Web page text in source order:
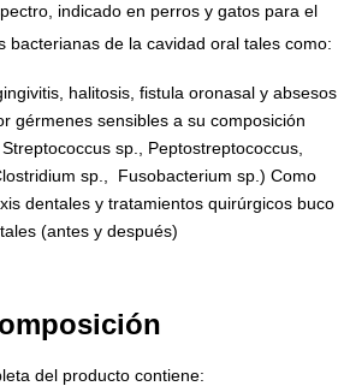
indicado en perros y gatos para el
bacterianas de la cavidad oral tales como:
halitosis, fistula oronasal y absesos
gérmenes sensibles a su composición
sp., Peptostreptococcus,
sp., Fusobacterium sp.) Como
dentales y tratamientos quirúrgicos buco
(antes y después)
del producto contiene: